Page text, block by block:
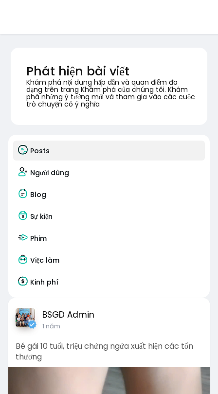
Phát hiện bài viết
Khám phá nội dung hấp dẫn và quan điểm đa
dạng trên trang Khám phá của chúng tôi. Khám
phá những ý tưởng mới và tham gia vào các cuộc
trò chuyện có ý nghĩa
Posts
Người dùng
Blog
Sự kiện
Phim
Việc làm
Kinh phí
BSGD Admin
1 năm
Bé gái 10 tuổi, triệu chứng ngứa xuất hiện các tổn
thương